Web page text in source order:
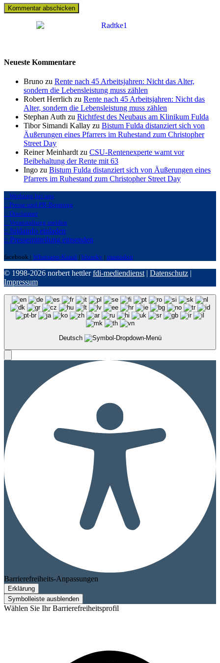
Neueste Kommentare
Bruno zu Rente nach 45 Arbeitsjahren: Nicht das Alter,
sondern die Lebensleistung muss zählen
Robert Herrlich zu Rente nach 45 Arbeitsjahren: Nicht das
Alter, sondern die Lebensleistung muss zählen
Stephan Auth zu Richtfest des Neubaus am Klinikum Fulda
Tibor Simandi Kallay zu Bistum Fulda distanziert sich von
Äußerungen eines Pfarrers im Ruhestand zum Christopher
Street Day
Reiner Meinhardt zu CSU-Rentenexperte warnt vor
Beibehaltung der Rente mit 63
Ingo zu Bistum Fulda distanziert sich von Äußerungen eines
Pfarrers im Ruhestand zum Christopher Street Day
:: Werbung bei uns
:: Presse und PR-Beratung
:: Disclaimer
:: Veranstaltung melden
:: fuldainfo einladen
:: Pressemitteilung einsenden
facebook | Whatsapp-Kanal | bluseky | mastodon
© 1998-2026 norbert hettlerfdi-mediendienst | Datenschutz |
Impressum
Deutsch
Barrierefreiheits-Anpassungen
Erklärung
Symbolleiste ausblenden
Wählen Sie Ihr Barrierefreiheitsprofil